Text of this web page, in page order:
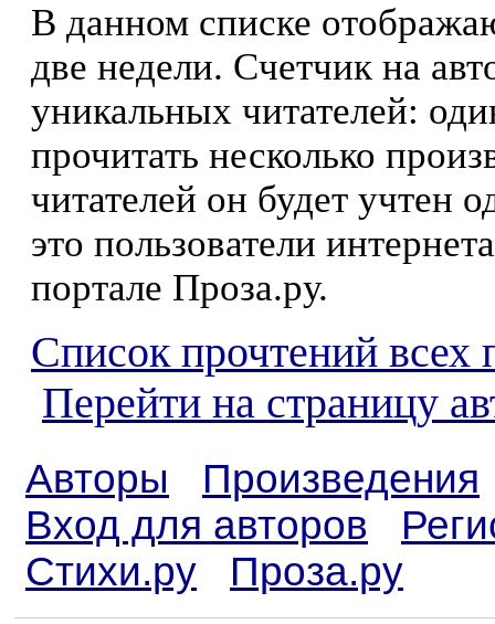
В данном списке
две недели. Счетчик на
уникальных читателей:
прочитать несколько
читателей он будет учтен
это пользователи
портале Проза.ру.
Список прочтений всех
Перейти на страницу
Авторы
Произведения
Вход для авторов
Стихи.ру
Проза.ру